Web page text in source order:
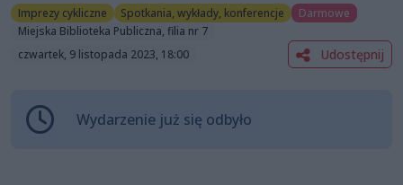
Imprezy cykliczne Spotkania, wykłady, konferencje
Darmowe
Miejska Biblioteka Publiczna, filia nr 7
czwartek, 9 listopada 2023, 18:00
Udostępnij
Wydarzenie już się odbyło